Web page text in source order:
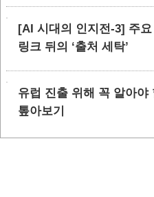
[AI 시대의 인지전-3] 주
링크 뒤의 ‘출처 세탁’
유럽 진출 위해 꼭 알아야
톺아보기